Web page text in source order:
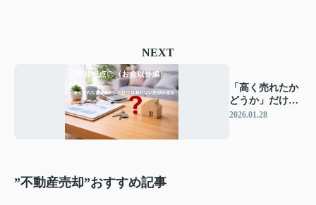
NEXT
「高く売れたか
どうか」だけで
は測れない売却
2026.01.28
”不動産売却”おすすめ記事